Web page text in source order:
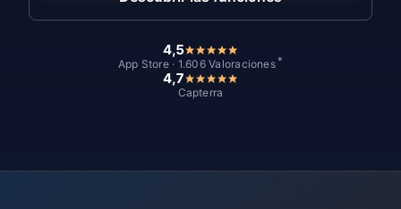
4,5
App Store · 1.606 Valoraciones *
4,7
Capterra